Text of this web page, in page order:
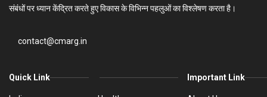
संबंधों पर ध्यान केंद्रित करते हुए विकास के विभिन्न पहलुओं का विश्लेषण करता है।
contact@cmarg.in
Quick Link Important Link